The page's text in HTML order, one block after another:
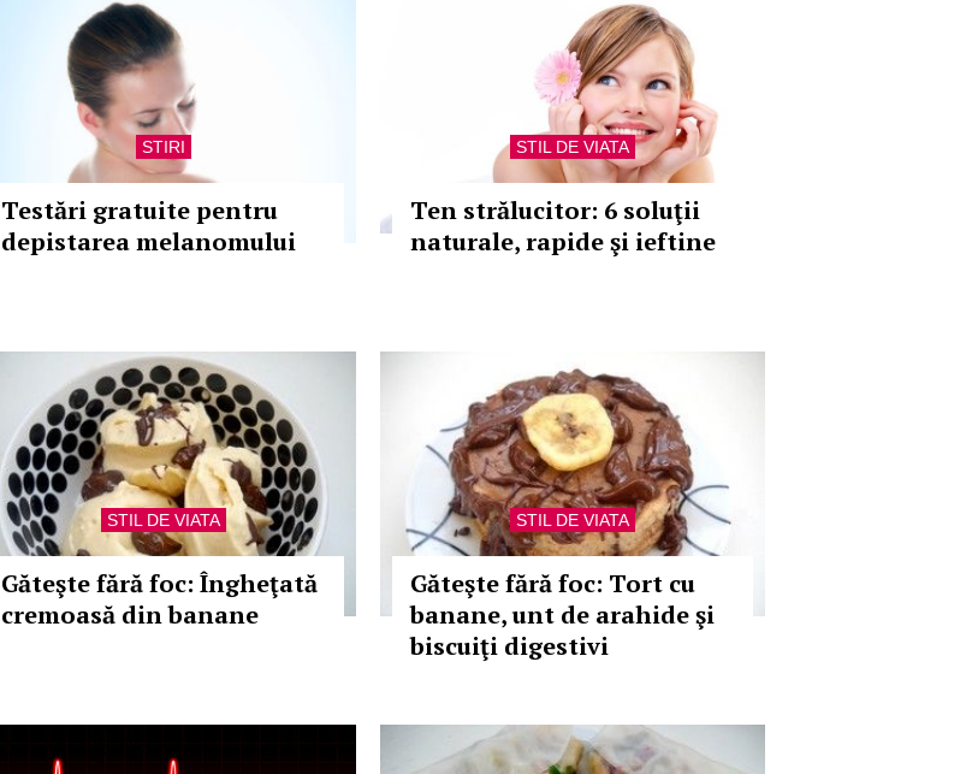
STIRI
Testări gratuite pentru
depistarea melanomului
STIL DE VIATA
Ten strălucitor: 6 soluţii
naturale, rapide şi ieftine
STIL DE VIATA
Găteşte fără foc: Îngheţată
cremoasă din banane
STIL DE VIATA
Găteşte fără foc: Tort cu
banane, unt de arahide şi
biscuiţi digestivi